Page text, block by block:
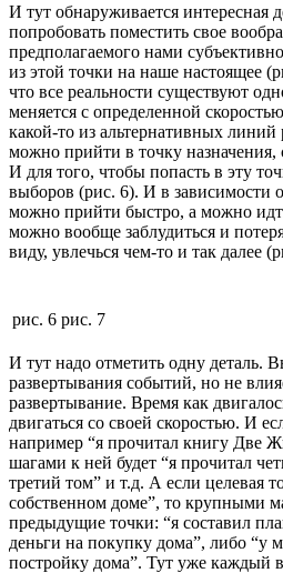
И тут обнаруживается
попробовать поместить свое
предполагаемого нами
из этой точки на наше настоящее
что все реальности существуют
меняется с определенной
какой-то из альтернативных
можно прийти в точку назначения,
И для того, чтобы попасть в эту
выборов (рис. 6). И в зависимости
можно прийти быстро, а можно
можно вообще заблудиться и
виду, увлечься чем-то и так далее
рис. 6 рис. 7
И тут надо отметить одну деталь.
развертывания событий, но не
развертывание. Время как
двигаться со своей скоростью. И
например “я прочитал книгу Две
шагами к ней будет “я прочитал
третий том” и т.д. А если целевая
собственном доме”, то крупными
предыдущие точки: “я составил
деньги на покупку дома”, либо “у
постройку дома”. Тут уже каждый